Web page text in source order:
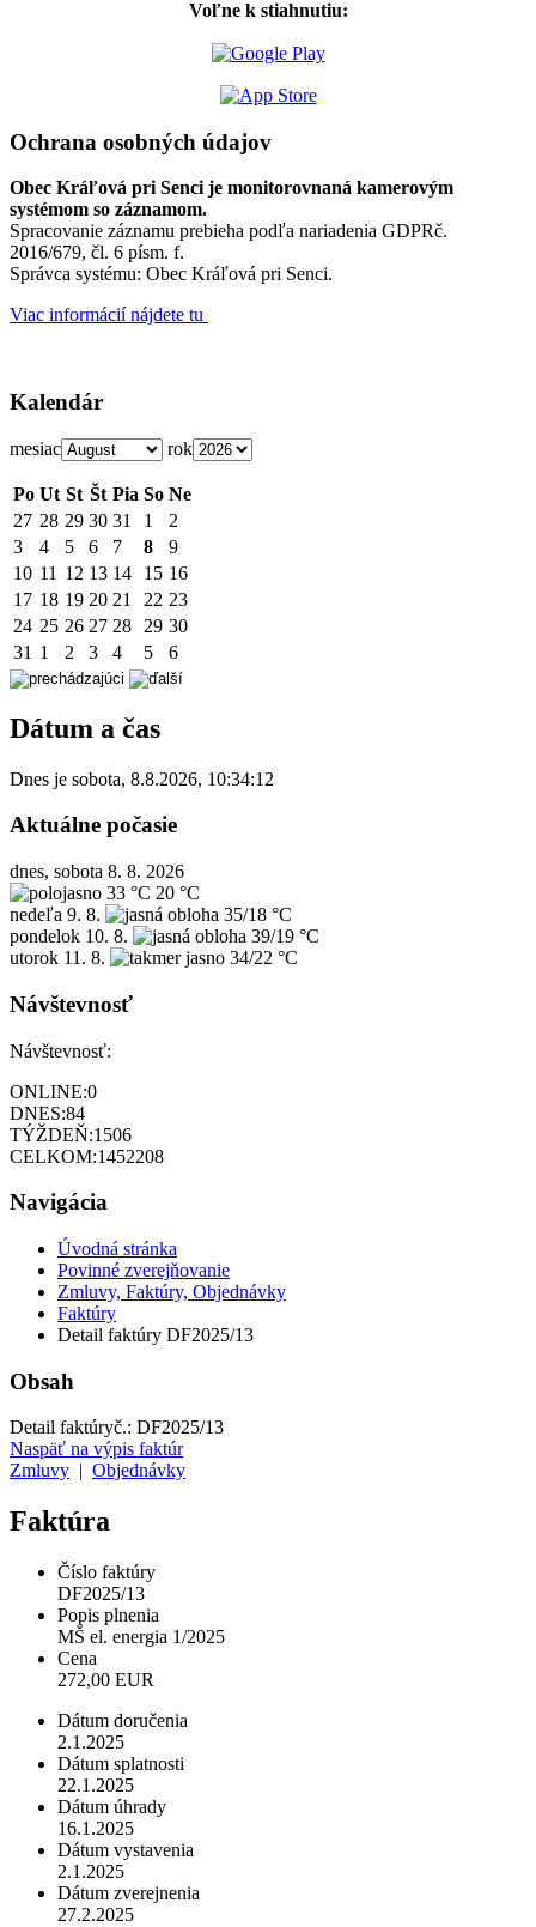
Voľne k stiahnutiu:
Ochrana osobných údajov
Obec Kráľová pri Senci je monitorovnaná kamerovým
systémom so záznamom.
Spracovanie záznamu prebieha podľa nariadenia GDPRč.
2016/679, čl. 6 písm. f.
Správca systému: Obec Kráľová pri Senci.
Viac informácií nájdete tu
Kalendár
mesiac rok
Po Ut St Št Pia So Ne
27 28 29 30 31 1
2
3
4 5 6 7 8
9
10 11 12 13 14 15 16
17 18 19 20 21 22 23
24 25 26 27 28 29 30
31 1 2 3 4 5 6
Dátum a čas
Dnes je sobota, 8.8.2026, 10:34:12
Aktuálne počasie
dnes, sobota 8. 8. 2026
33 °C 20 °C
nedeľa 9. 8.
35/18 °C
pondelok 10. 8.
39/19 °C
utorok 11. 8. 34/22 °C
Návštevnosť
Návštevnosť:
ONLINE:0
DNES:84
TÝŽDEŇ:1506
CELKOM:1452208
Navigácia
Úvodná stránka
Povinné zverejňovanie
Zmluvy, Faktúry, Objednávky
Faktúry
Detail faktúry DF2025/13
Obsah
Detail faktúryč.: DF2025/13
Naspäť na výpis faktúr
Zmluvy
Objednávky
Faktúra
Číslo faktúry
DF2025/13
Popis plnenia
MŠ el. energia 1/2025
Cena
272,00 EUR
Dátum doručenia
2.1.2025
Dátum splatnosti
22.1.2025
Dátum úhrady
16.1.2025
Dátum vystavenia
2.1.2025
Dátum zverejnenia
27.2.2025